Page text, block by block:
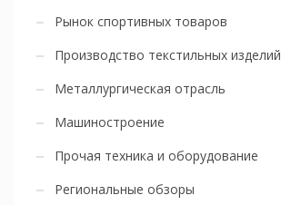
Рынок спортивных товаров
Производство текстильных изделий
Металлургическая отрасль
Машиностроение
Прочая техника и оборудование
Региональные обзоры